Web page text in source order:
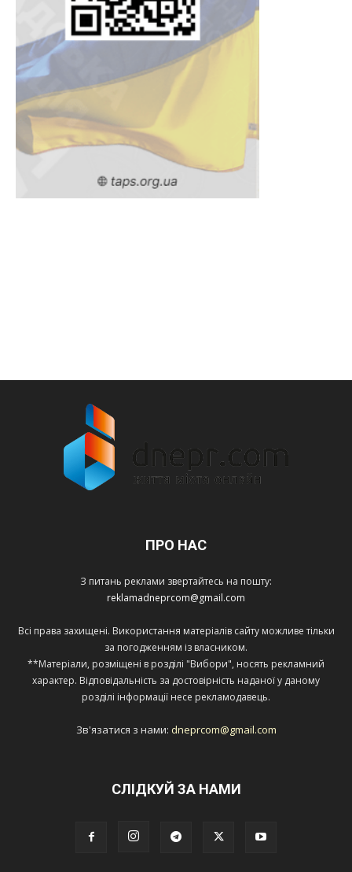
ПРО НАС
З питань реклами звертайтесь на пошту:
reklamadneprcom@gmail.com
Всі права захищені. Використання матеріалів сайту можливе тільки
за погодженням із власником.
**Матеріали, розміщені в розділі "Вибори", носять рекламний
характер. Відповідальність за достовірність наданої у даному
розділі інформації несе рекламодавець.
Зв'язатися з нами: dneprcom@gmail.com
СЛІДКУЙ ЗА НАМИ